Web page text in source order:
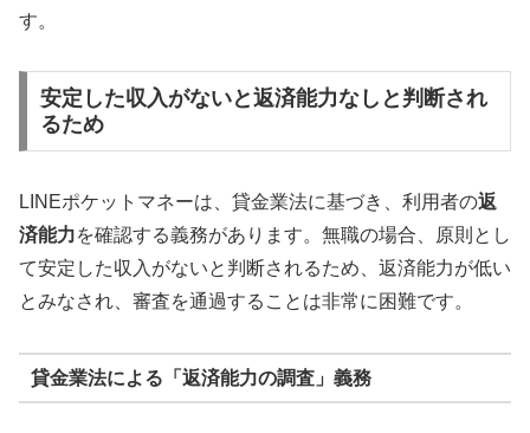
す。
安定した収入がないと返済能力なしと判断され
るため
LINEポケットマネーは、貸金業法に基づき、利用者の返
済能力を確認する義務があります。無職の場合、原則とし
て安定した収入がないと判断されるため、返済能力が低い
とみなされ、審査を通過することは非常に困難です。
貸金業法による「返済能力の調査」義務